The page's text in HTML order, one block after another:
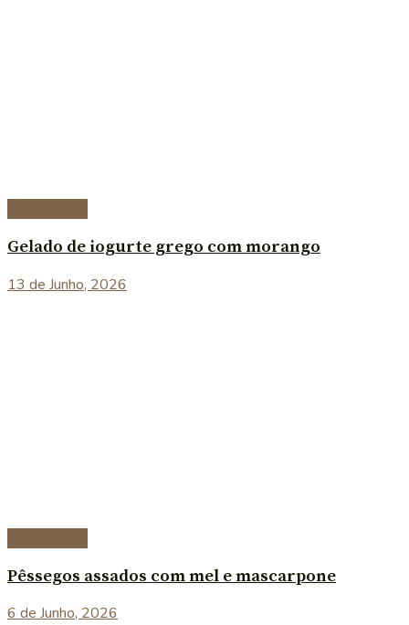
Gelado de iogurte grego com morango
13 de Junho, 2026
Pêssegos assados com mel e mascarpone
6 de Junho, 2026